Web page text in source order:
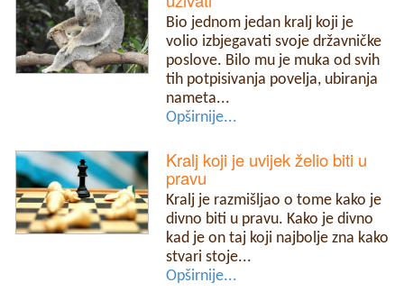
Bio jednom jedan kralj koji je
volio izbjegavati svoje državničke
poslove. Bilo mu je muka od svih
tih potpisivanja povelja, ubiranja
nameta...
Opširnije...
Kralj koji je uvijek želio biti u
pravu
Kralj je razmišljao o tome kako je
divno biti u pravu. Kako je divno
kad je on taj koji najbolje zna kako
stvari stoje...
Opširnije...